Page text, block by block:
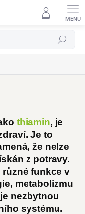
Szukaj
thiamin, je
Je to
že nelze
z potravy.
různé funkce v
metabolizmu
nezbytnou
systému.